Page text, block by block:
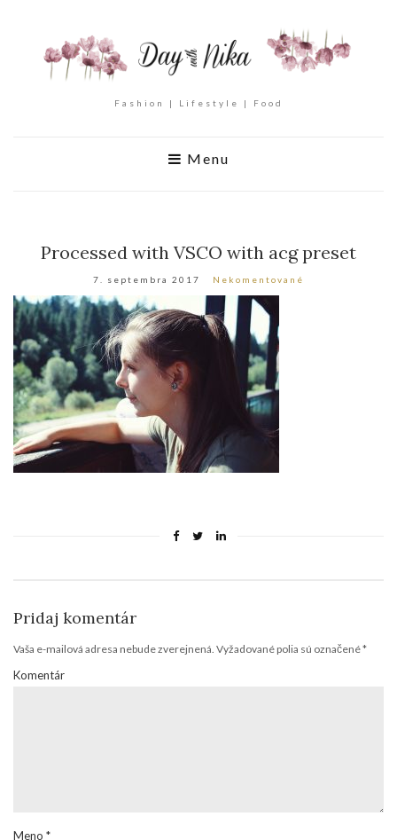
Fashion | Lifestyle | Food
Menu
Processed with VSCO with acg preset
7. septembra 2017 Nekomentované
Pridaj komentár
Vaša e-mailová adresa nebude zverejnená. Vyžadované polia sú označené*
Komentár
Meno *